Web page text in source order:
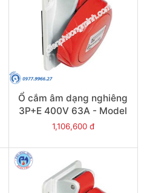
Ổ cắm âm dạng nghiêng
3P+E 400V 63A - Model
81282
1,106,600 đ